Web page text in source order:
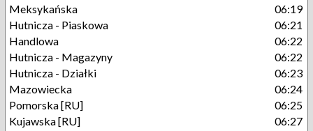
Meksykańska
06:19
Hutnicza - Piaskowa
06:21
Handlowa
06:22
Hutnicza - Magazyny
06:22
Hutnicza - Działki
06:23
Mazowiecka
06:24
Pomorska [RU]
06:25
Kujawska [RU]
06:27